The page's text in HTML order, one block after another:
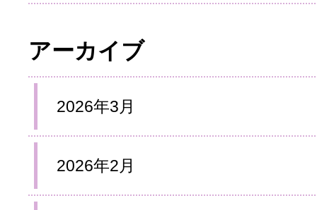
アーカイブ
2026年3月
2026年2月